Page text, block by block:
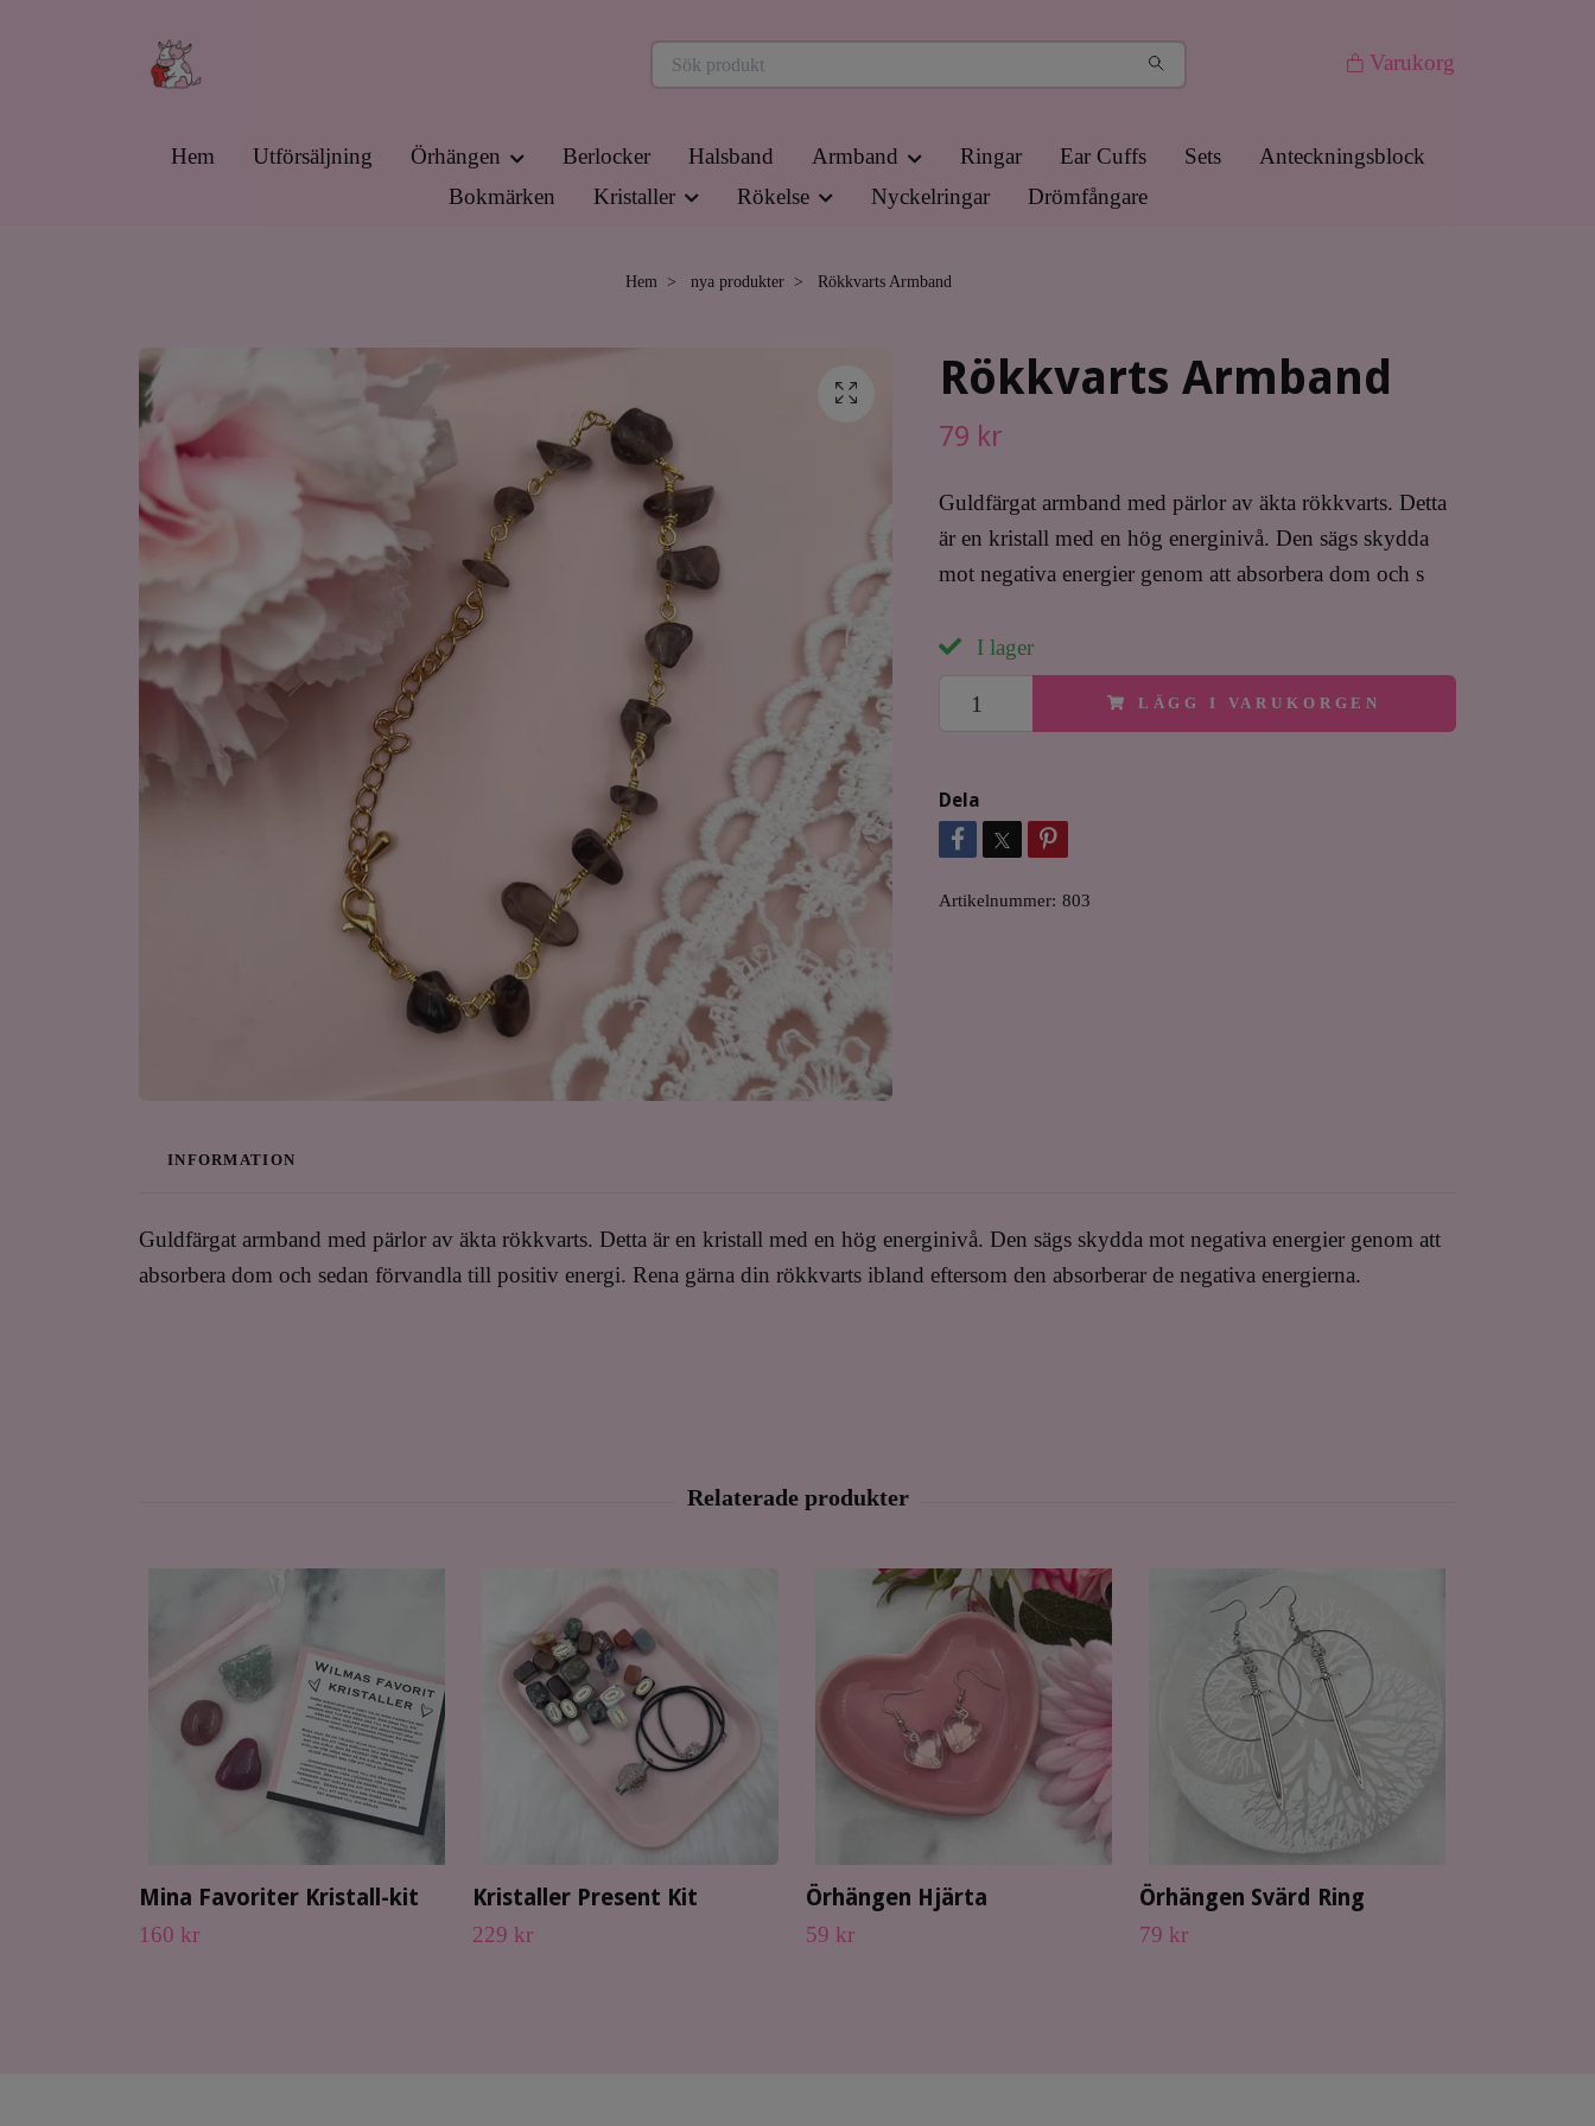
Varukorg
Hem Utförsäljning Örhängen Berlocker Halsband Armband Ringar Ear Cuffs Sets
Anteckningsblock
Bokmärken
Kristaller Rökelse Nyckelringar Drömfångare
Hem nya produkter Rökkvarts Armband
Rökkvarts Armband
79 kr
Guldfärgat armband med pärlor av äkta rökkvarts. Detta
är en kristall med en hög energinivå. Den sägs skydda
mot negativa energier genom att absorbera dom och s
I lager
LÄGG I VARUKORGEN
Dela
Artikelnummer: 803
INFORMATION
Guldfärgat armband med pärlor av äkta rökkvarts. Detta är en kristall med en hög energinivå. Den sägs skydda mot negativa energier genom att
absorbera dom och sedan förvandla till positiv energi. Rena gärna din rökkvarts ibland eftersom den absorberar de negativa energierna.
Mina Favoriter Kristall-kit
160 kr
Kristaller Present Kit
229 kr
Örhängen Hjärta
59 kr
Örhängen Svärd Ring
79 kr